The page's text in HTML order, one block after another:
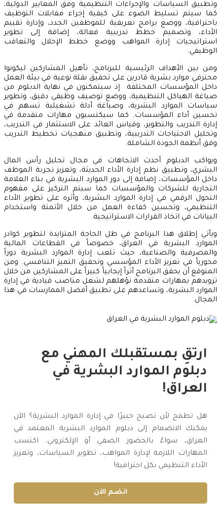
وتطبيق السياسات والإجراءات التنظيمية وفق المعايير الدولية،
كما سيتم تسليط الضوء على كيفية إجراء مقابلات التوظيف
باحترافية، ووضع برامج تعريفية للموظفين الجدد، وإدارة تقييم
الأداء، وتصميم خطط تدريبية فعالة، إضافة إلى تطوير
استراتيجيات إدارة المواهب ووضع خطط الإحلال والتعاقب
الوظيفي.
ومن بين الأهداف الرئيسية للبرنامج، تأهيل المشاركين ليكونوا
محترفي موارد بشرية قادرين على تحقيق نقلة نوعية في بيئة العمل
داخل المؤسسات المختلفة إذ سيتمكنون في نهاية الدبلوم من
صياغة الهياكل التنظيمية، ووضع توصيف وظيفي دقيق، وتطوير
سياسات الموارد البشرية، وصياغة أدلة تشغيلية تسهم في
تحسين أداء المؤسسات. كما سيكتسبون مهارات متقدمة في
إدارة التدريب والتطوير، وقياس العائد على الاستثمار في التدريب،
وتحليل الاحتياجات التدريبية، وتطبيق منهجيات تخطيط التدريب
وفق أنظمة الجودة الشاملة.
ويواكب الدبلوم أحدث الاتجاهات في مجال تحليل رأس المال
البشري، وتطبيق نظم إدارة الأداء الحديثة، وتعزيز تجربة الموظف
داخل المؤسسات، إضافة إلى دور الموارد البشرية في بناء العلامة
التجارية للشركات والمؤسسات كما سيتم التركيز على مفهوم
التحول الرقمي في إدارة الموارد البشرية، وأثره على تطوير الأداء
التنظيمي، وتحسين كفاءة العمل من خلال الأتمتة واستخدام
البيانات في اتخاذ القرارات الاستراتيجية.
ويأتي إطلاق هذا البرنامج في ظل الحاجة المتزايدة لتطوير كوادر
الموارد البشرية في العراق، خصوصاً في القطاعات المالية
والمصرفية والصناعية، حيث تلعب إدارة الموارد البشرية دوراً
محورياً في تعزيز الأداء المؤسسي وتحقيق التميز التنافسي. ومن
المتوقع أن يحقق البرنامج أثراً إيجابياً كبيراً على المشاركين من خلال
تزويدهم بمهارات متقدمة تؤهلهم لشغل مناصب قيادية في إدارة
الموارد البشرية، وتساعدهم على تطبيق أفضل الممارسات في هذا
المجال.
ارتقِ بمستقبلك المهني مع
دبلوم الموارد البشرية في
العراق!
هل تطمح لأن تصبح خبيرًا في إدارة الموارد البشرية؟ الآن
يمكنك الانضمام إلى دبلوم الموارد البشرية المعتمد في
العراق، سواءً بالحضور الصفي أو الإلكتروني. اكتسب
المهارات اللازمة لإدارة المواهب، تطوير السياسات، وتعزيز
الأداء التنظيمي بكل احترافية!
انضم الآن